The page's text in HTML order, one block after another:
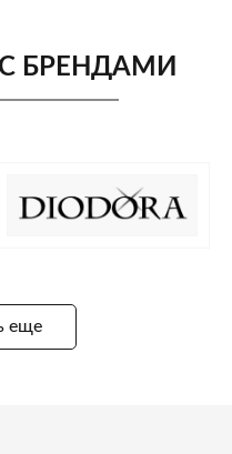
БРЕНДАМИ
еще